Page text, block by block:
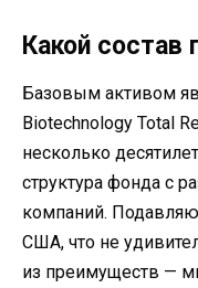
Какой состав
Базовым активом
Biotechnology Total
несколько
структура фонда с
компаний.
США, что не
из преимуществ —